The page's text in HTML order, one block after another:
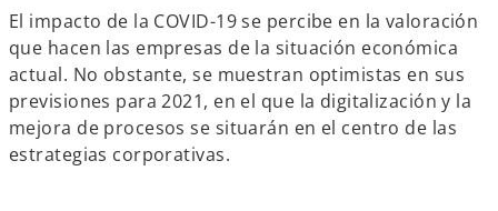
El impacto de la COVID-19 se percibe en la valoración
que hacen las empresas de la situación económica
actual. No obstante, se muestran optimistas en sus
previsiones para 2021, en el que la digitalización y la
mejora de procesos se situarán en el centro de las
estrategias corporativas.
s
e
a
b
r
e